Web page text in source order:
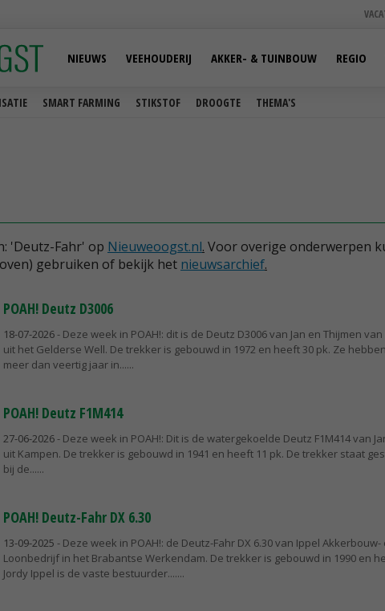
SMART FARMING STIKSTOF DROOGTE THEMA'S
NIEUWS VEEHOUDERIJ AKKER- & TUINBOUW REGIO
'Deutz-Fahr' op Nieuweoogst.nl. Voor overige onderwerpen
gebruiken of bekijk het nieuwsarchief.
POAH! Deutz D3006
18-07-2026- Deze week in POAH!: dit is de Deutz D3006 van Jan en Thijmen
uit het Gelderse Well. De trekker is gebouwd in 1972 en heeft 30 pk. Ze
meer dan veertig jaar in...
POAH! Deutz F1M414
27-06-2026- Deze week in POAH!: Dit is de watergekoelde Deutz F1M414 van
uit Kampen. De trekker is gebouwd in 1941 en heeft 11 pk. De trekker staat
bij de...
POAH! Deutz-Fahr DX 6.30
13-09-2025 - Deze week in POAH!: de Deutz-Fahr DX 6.30 van Ippel Akkerbouw-
Loonbedrijf in het Brabantse Werkendam. De trekker is gebouwd in 1990 en
Jordy Ippel is de vaste bestuurder....